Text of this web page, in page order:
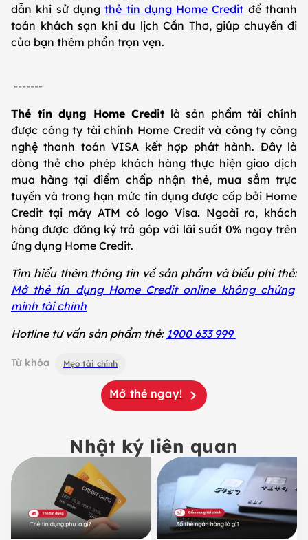
dẫn khi sử dụngthẻ tín dụng Home Credit để thanh
toán khách sạn khi du lịch Cần Thơ, giúp chuyến đi
của bạn thêm phần trọn vẹn.
-------
Thẻ tín dụng Home Credit là sản phẩm tài chính
được công ty tài chính Home Credit và công ty công
nghệ thanh toán VISA kết hợp phát hành. Đây là
dòng thẻ cho phép khách hàng thực hiện giao dịch
mua hàng tại điểm chấp nhận thẻ, mua sắm trực
tuyến và trong hạn mức tín dụng được cấp bởi Home
Credit tại máy ATM có logo Visa. Ngoài ra, khách
hàng được đăng ký trả góp với lãi suất 0% ngay trên
ứng dụng Home Credit.
Tìm hiểu thêm thông tin về sản phẩm và biểu phí thẻ:
Mở thẻ tín dụng Home Credit online không chứng
minh tài chính
Hotline tư vấn sản phẩm thẻ: 1900 633 999
Từ khóa Mẹo tài chính
Mở thẻ ngay!
Nhật ký liên quan